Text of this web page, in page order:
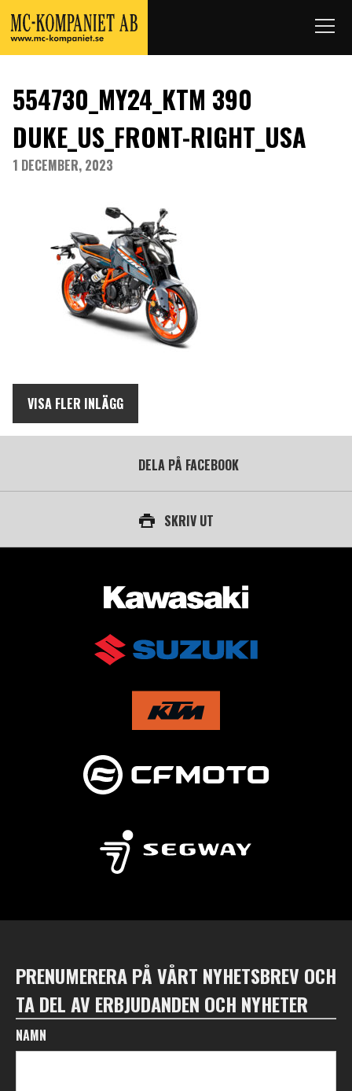
554730_MY24_KTM 390
DUKE_US_FRONT-RIGHT_USA
1 DECEMBER, 2023
VISA FLER INLÄGG
DELA PÅ FACEBOOK
SKRIV UT
AUKTORISERAD ÅTERFÖRSÄLJARE AV
PRENUMERERA PÅ VÅRT NYHETSBREV OCH
TA DEL AV ERBJUDANDEN OCH NYHETER
NAMN